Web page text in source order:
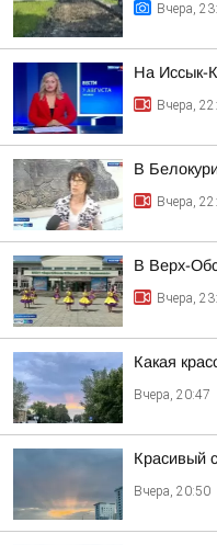
Вчера,
На Иссык-
Вчера,
В
Вчера,
В Верх-
Вчера,
Какая
Вчера, 20:47
Красивый
Вчера, 20:50